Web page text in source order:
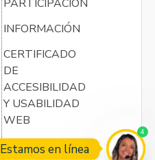
PARTICIPACIÓN
INFORMACIÓN
CERTIFICADO
DE
ACCESIBILIDAD
Y USABILIDAD
WEB
Estamos en línea
4